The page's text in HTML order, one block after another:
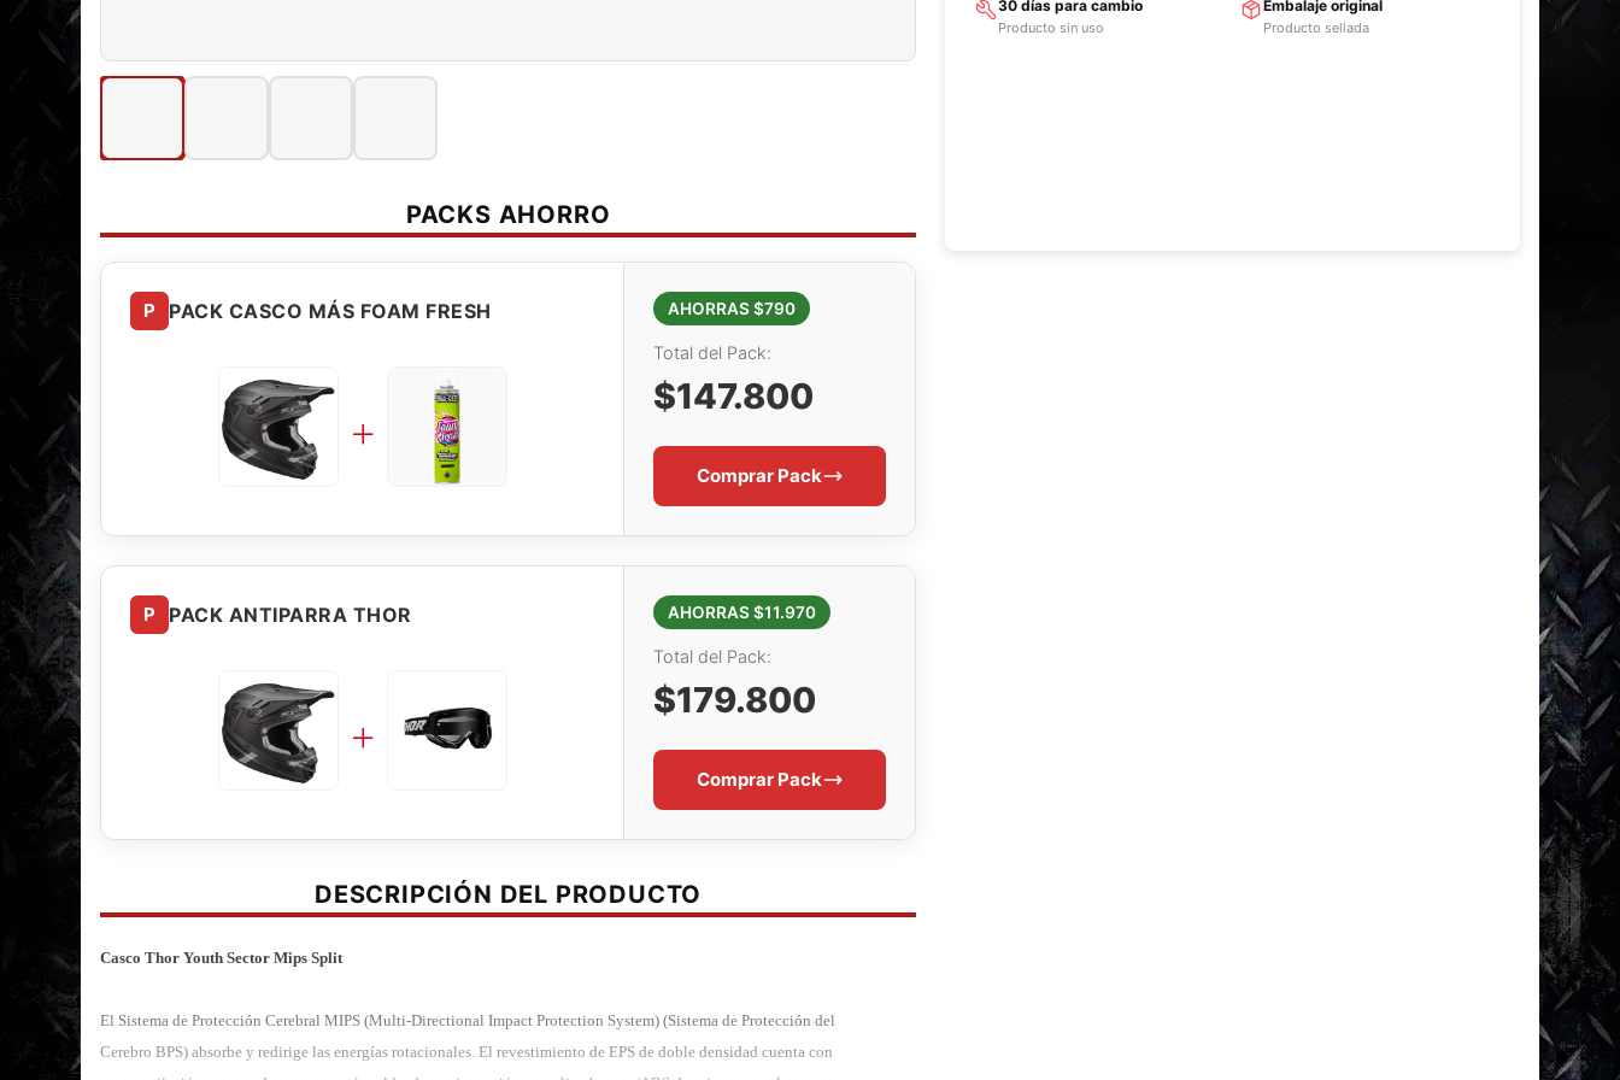
PACKS AHORRO
P PACK CASCO MÁS FOAM FRESH AHORRAS $790
Total del Pack:
$147.800
Comprar Pack
P PACK ANTIPARRA THOR AHORRAS $11.970
Total del Pack:
$179.800
Comprar Pack
DESCRIPCIÓN DEL PRODUCTO
Casco Thor Youth Sector Mips Split
El Sistema de Protección Cerebral MIPS (Multi-Directional Impact Protection System) (Sistema de Protección del
Cerebro BPS) absorbe y redirige las energías rotacionales. El revestimiento de EPS de doble densidad cuenta con
30 días para cambio
Producto sin uso
Embalaje original
Producto sellada